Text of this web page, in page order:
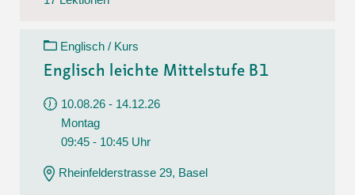
Englisch / Kurs
Englisch leichte Mittelstufe B1
10.08.26 - 14.12.26
Montag
09:45 - 10:45 Uhr
Rheinfelderstrasse 29, Basel